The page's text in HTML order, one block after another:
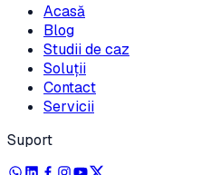
Acasă
Blog
Studii de caz
Soluții
Contact
Servicii
Suport